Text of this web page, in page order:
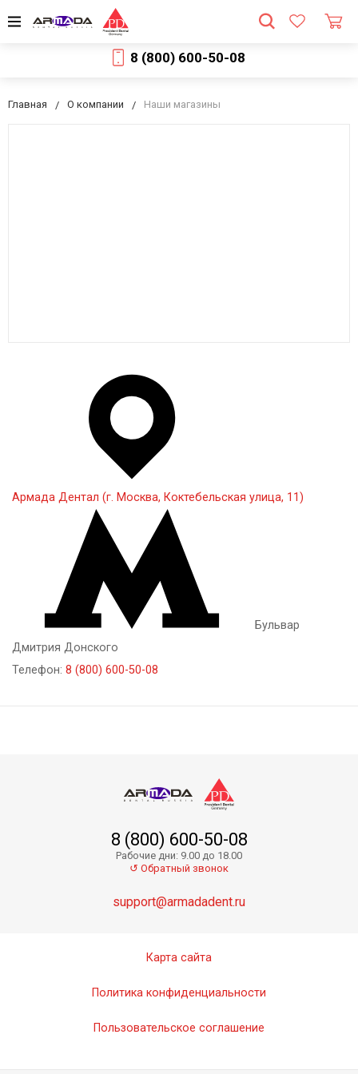
8 (800) 600-50-08
Главная О компании Наши магазины
Армада Дентал (г. Москва, Коктебельская улица, 11)
Бульвар
Дмитрия Донского
Телефон: 8 (800) 600-50-08
8 (800) 600-50-08
Рабочие дни: 9.00 до 18.00
↺ Обратный звонок
support@armadadent.ru
Карта сайта
Политика конфиденциальности
Пользовательское соглашение